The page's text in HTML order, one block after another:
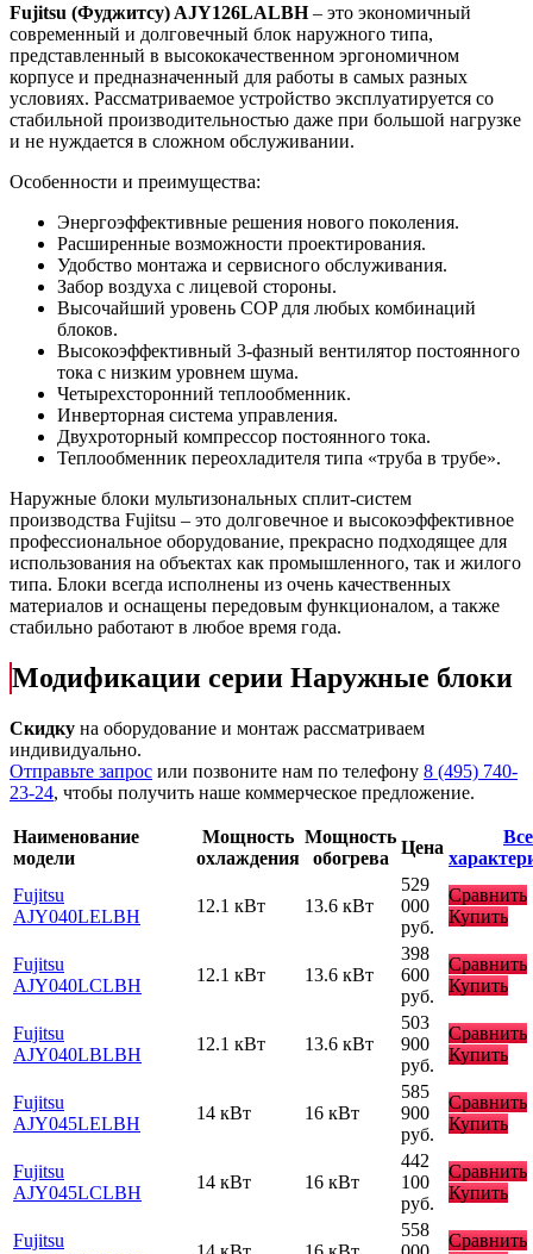
Fujitsu (Фуджитсу) AJY126LALBH– это экономичный
современный и долговечный блок наружного типа,
представленный в высококачественном эргономичном
корпусе и предназначенный для работы в самых разных
условиях. Рассматриваемое устройство эксплуатируется со
стабильной производительностью даже при большой нагрузке
и не нуждается в сложном обслуживании.
Особенности и преимущества:
Энергоэффективные решения нового поколения.
Расширенные возможности проектирования.
Удобство монтажа и сервисного обслуживания.
Забор воздуха с лицевой стороны.
Высочайший уровень COP для любых комбинаций
блоков.
Высокоэффективный 3-фазный вентилятор постоянного
тока с низким уровнем шума.
Четырехсторонний теплообменник.
Инверторная система управления.
Двухроторный компрессор постоянного тока.
Теплообменник переохладителя типа «труба в трубе».
Наружные блоки мультизональных сплит-систем
производства Fujitsu – это долговечное и высокоэффективное
профессиональное оборудование, прекрасно подходящее для
использования на объектах как промышленного, так и жилого
типа. Блоки всегда исполнены из очень качественных
материалов и оснащены передовым функционалом, а также
стабильно работают в любое время года.
Модификации серии Наружные блоки
Скидку на оборудование и монтаж рассматриваем
индивидуально.
Отправьте запрос или позвоните нам по телефону 8 (495) 740-
23-24, чтобы получить наше коммерческое предложение.
Наименование
модели
Мощность
охлаждения
Мощность
обогрева
Цена
Все
Fujitsu
AJY040LELBH
12.1 кВт 13.6 кВт
529
000
руб.
Сравнить
Купить
Fujitsu
AJY040LCLBH
12.1 кВт 13.6 кВт
398
600
руб.
Сравнить
Купить
Fujitsu
AJY040LBLBH
12.1 кВт 13.6 кВт
503
900
руб.
Сравнить
Купить
Fujitsu
AJY045LELBH
14 кВт 16 кВт
585
900
руб.
Сравнить
Купить
Fujitsu
AJY045LCLBH
14 кВт 16 кВт
442
100
руб.
Сравнить
Купить
Fujitsu
558
Сравнить